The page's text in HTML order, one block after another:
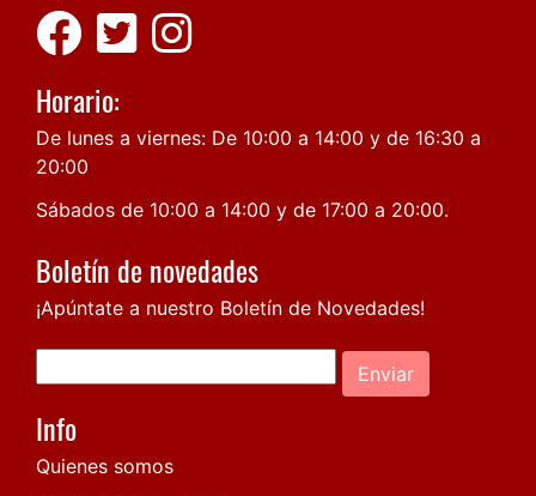
Horario:
De lunes a viernes: De 10:00 a 14:00 y de 16:30 a
20:00
Sábados de 10:00 a 14:00 y de 17:00 a 20:00.
Boletín de novedades
¡Apúntate a nuestro Boletín de Novedades!
Enviar
Info
Quienes somos